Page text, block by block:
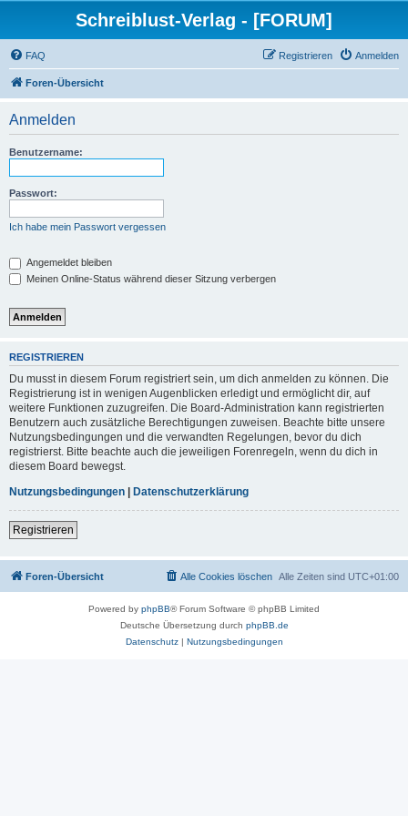
Schreiblust-Verlag - [FORUM]
FAQ Anmelden
Registrieren
Foren-Übersicht
Anmelden
Benutzername:
Passwort:
Ich habe mein Passwort vergessen
Angemeldet bleiben
Meinen Online-Status während dieser Sitzung verbergen
REGISTRIEREN
Du musst in diesem Forum registriert sein, um dich anmelden zu können. Die
Registrierung ist in wenigen Augenblicken erledigt und ermöglicht dir, auf
weitere Funktionen zuzugreifen. Die Board-Administration kann registrierten
Benutzern auch zusätzliche Berechtigungen zuweisen. Beachte bitte unsere
Nutzungsbedingungen und die verwandten Regelungen, bevor du dich
registrierst. Bitte beachte auch die jeweiligen Forenregeln, wenn du dich in
diesem Board bewegst.
Nutzungsbedingungen | Datenschutzerklärung
Registrieren
Foren-Übersicht Alle Zeiten sind UTC+01:00
Alle Cookies löschen
Powered by phpBB® Forum Software © phpBB Limited
Deutsche Übersetzung durch phpBB.de
Datenschutz| Nutzungsbedingungen